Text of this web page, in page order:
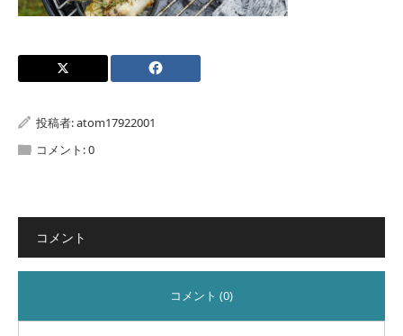
投稿者:atom17922001
コメント:0
コメント
コメント (0)